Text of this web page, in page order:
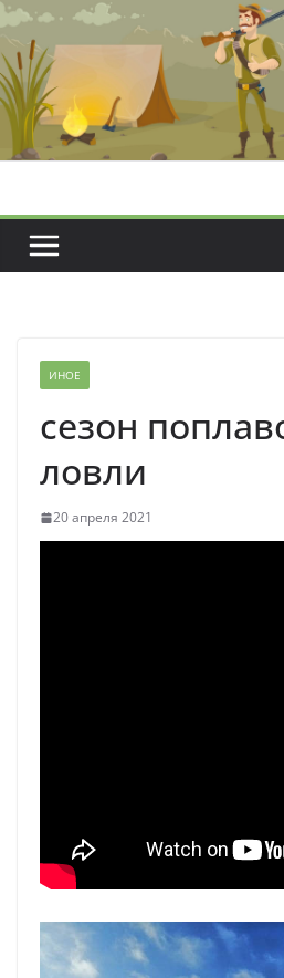
Перейти
содержимому
ИНОЕ
сезон
ловли
20 апреля 2021